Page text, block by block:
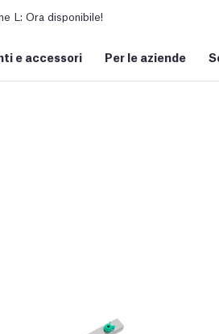
L: Ora disponibile!
e accessori Per le aziende